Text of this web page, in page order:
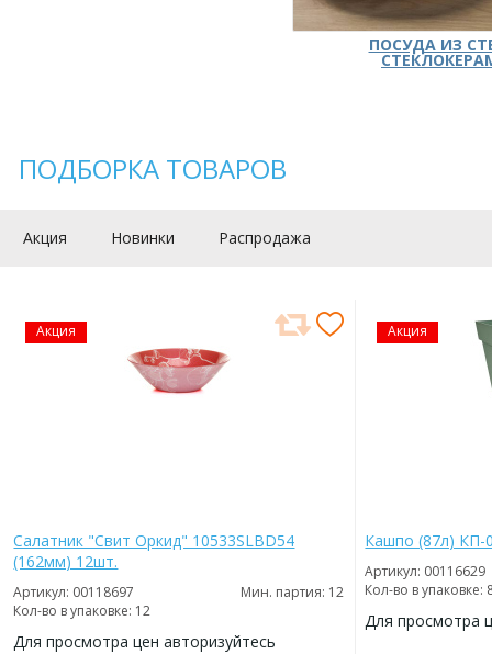
ПОСУДА ИЗ
ПОДБОРКА ТОВАРОВ
Акция Новинки Распродажа
Акция
Салатник "Свит Оркид" 10533SLBD54
(162мм) 12шт.
Артикул: 00118697
Мин. партия: 12
Кол-во в упаковке: 12
Для просмотра цен авторизуйтесь
Акция
Кашпо (87л) КП-
Артикул: 00116629
Кол-во в упаковке:
Для просмотра